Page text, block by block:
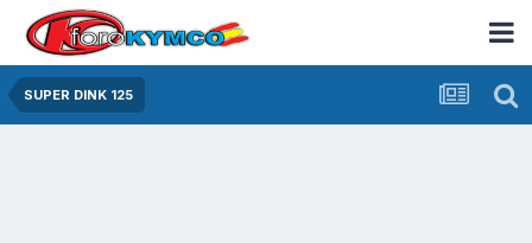
SUPER DINK 125